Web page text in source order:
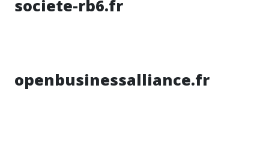
societe-rb6.fr
openbusinessalliance.fr